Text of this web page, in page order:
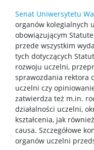
Szkoła Doktorska
Archiwum
Studia
TRI-BIO-CHEM
RadFarm
Senat Uniwersytetu
organów kolegialnych
obowiązującym
przede wszystkim
tych dotyczących
rozwoju uczelni,
sprawozdania rektora
uczelni czy
zatwierdza też m.in.
działalności uczelni,
kształcenia, jak
causa. Szczegółowe
organów uczelni